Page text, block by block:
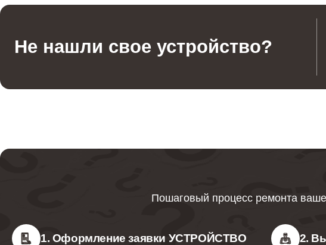
Не нашли свое устройство?
Пошаговый процесс ремонта
1. Оформление заявки УСТРОЙСТВО 2.